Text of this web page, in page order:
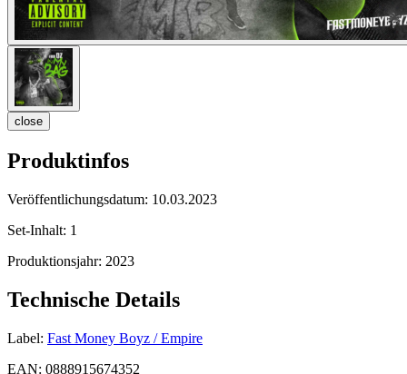
close
Produktinfos
Veröffentlichungsdatum: 10.03.2023
Set-Inhalt: 1
Produktionsjahr: 2023
Technische Details
Label: Fast Money Boyz / Empire
EAN: 0888915674352